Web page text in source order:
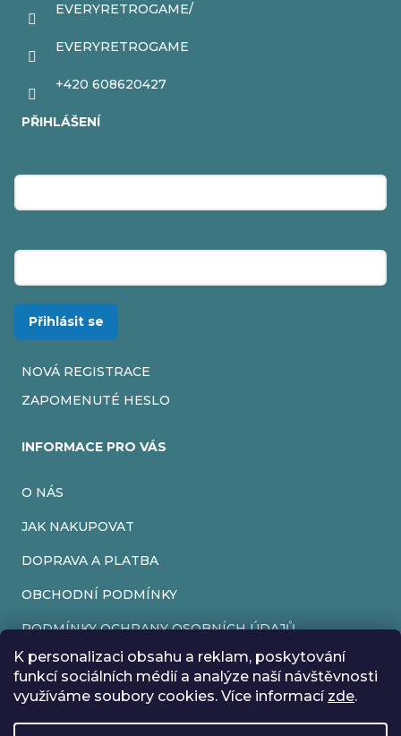
K personalizaci obsahu a reklam, poskytování
funkcí sociálních médií a analýze naší návštěvnosti
využíváme soubory cookies. Více informací zde.
EVERYRETROGAME/
EVERYRETROGAME
+420 608620427
PŘIHLÁŠENÍ
Přihlásit se
NOVÁ REGISTRACE
ZAPOMENUTÉ HESLO
INFORMACE PRO VÁS
O NÁS
JAK NAKUPOVAT
DOPRAVA A PLATBA
OBCHODNÍ PODMÍNKY
PODMÍNKY OCHRANY OSOBNÍCH ÚDAJŮ
VRÁCENÍ ZBOŽÍ
REKLAMACE